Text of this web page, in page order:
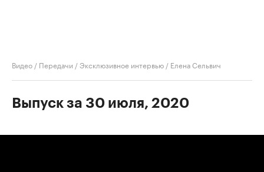
Видео / Передачи /Эксклюзивное интервью / Елена Сельвич
Выпуск за 30 июля, 2020